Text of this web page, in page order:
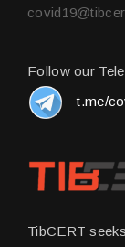
Follow our
t.me/
TibCERT